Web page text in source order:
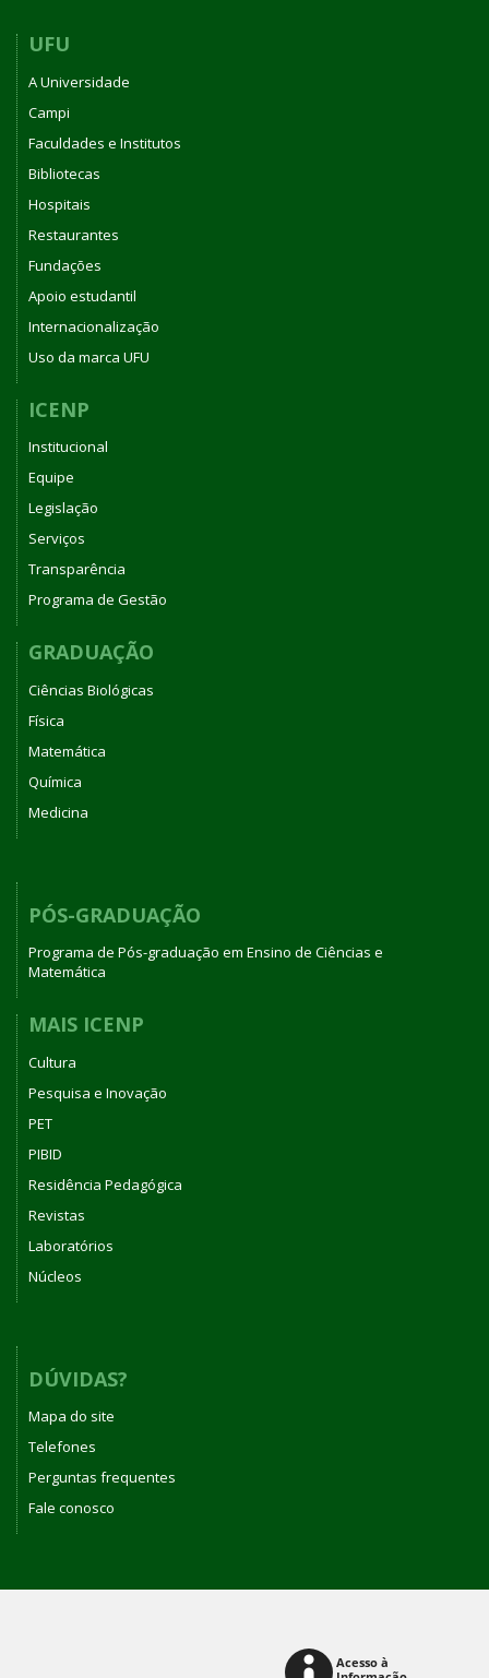
UFU
A Universidade
Campi
Faculdades e Institutos
Bibliotecas
Hospitais
Restaurantes
Fundações
Apoio estudantil
Internacionalização
Uso da marca UFU
ICENP
Institucional
Equipe
Legislação
Serviços
Transparência
Programa de Gestão
GRADUAÇÃO
Ciências Biológicas
Física
Matemática
Química
Medicina
PÓS-GRADUAÇÃO
Programa de Pós-graduação em Ensino de Ciências e
Matemática
MAIS ICENP
Cultura
Pesquisa e Inovação
PET
PIBID
Residência Pedagógica
Revistas
Laboratórios
Núcleos
DÚVIDAS?
Mapa do site
Telefones
Perguntas frequentes
Fale conosco